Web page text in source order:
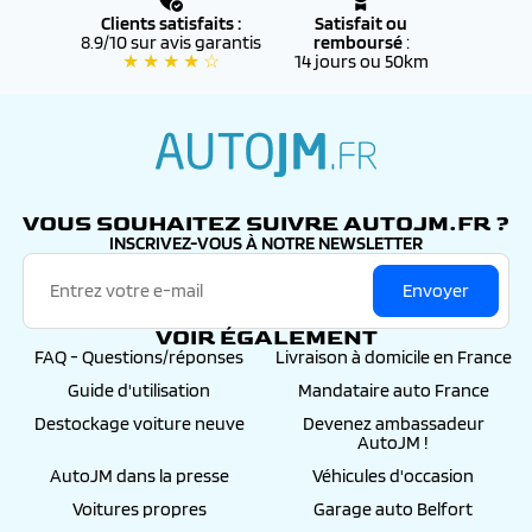
Clients satisfaits :
8.9/10 sur avis garantis
★ ★ ★ ★ ☆
Satisfait ou
remboursé:
14 jours ou 50km
VOUS SOUHAITEZ SUIVRE AUTOJM.FR ?
INSCRIVEZ-VOUS À NOTRE NEWSLETTER
Envoyer
VOIR ÉGALEMENT
FAQ - Questions/réponses
Livraison à domicile en France
Guide d'utilisation
Mandataire auto France
Destockage voiture neuve
Devenez ambassadeur
AutoJM !
AutoJM dans la presse
Véhicules d'occasion
Voitures propres
Garage auto Belfort